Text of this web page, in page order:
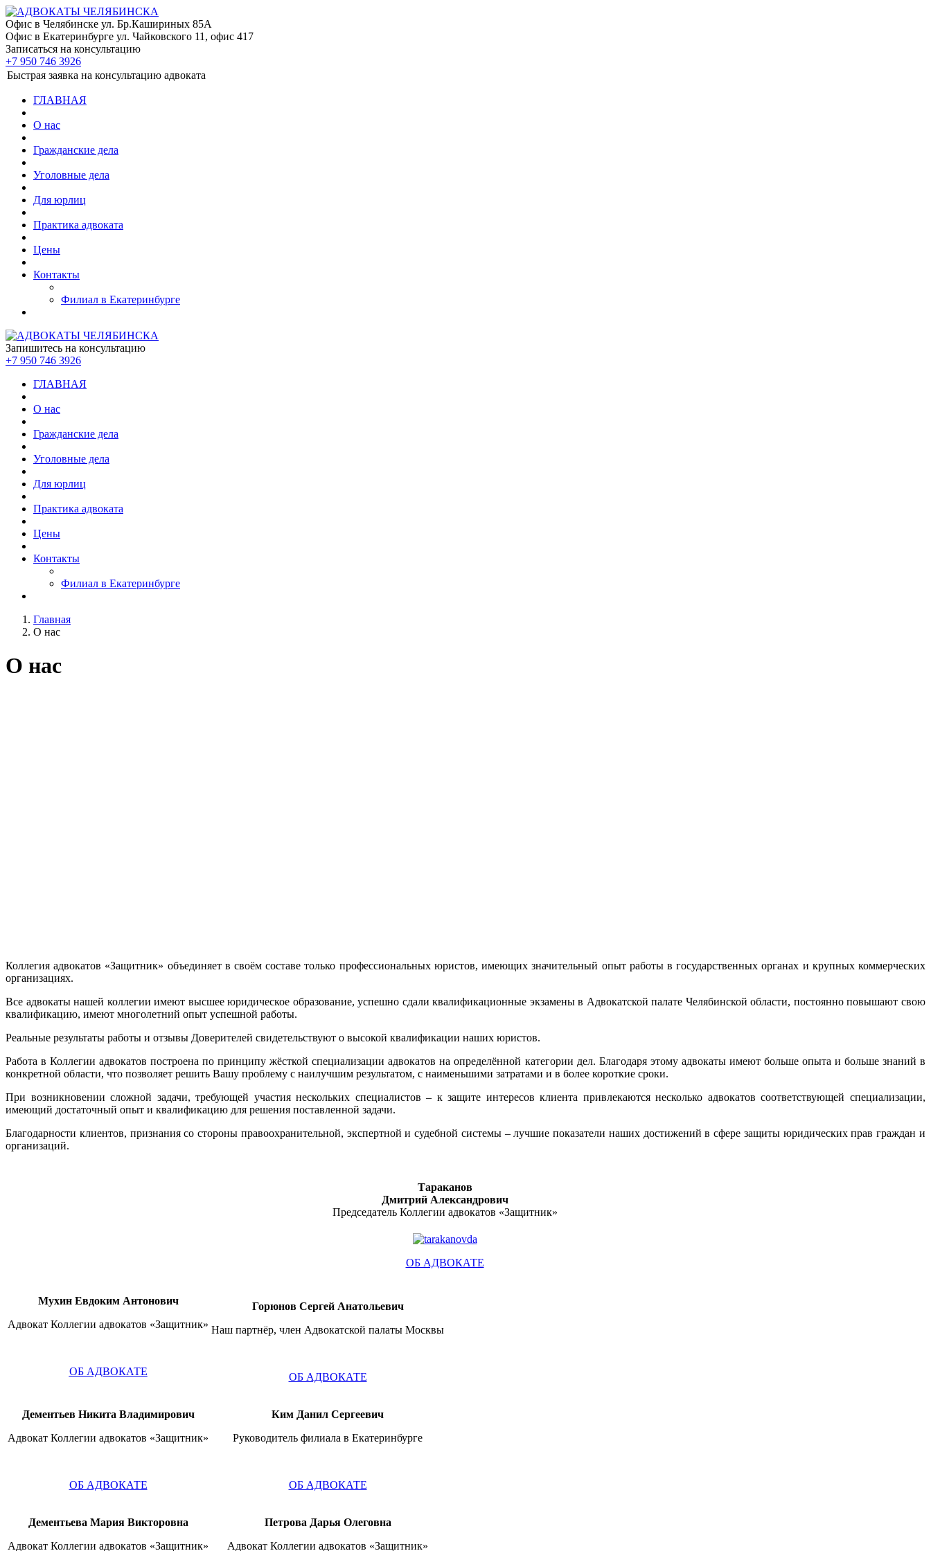
Офис в Челябинске ул. Бр.Кашириных 85А
Офис в Екатеринбурге ул. Чайковского 11, офис 417
Записаться на консультацию
+7 950 746 3926
Быстрая заявка на консультацию адвоката
ГЛАВНАЯ
О нас
Гражданские дела
Уголовные дела
Для юрлиц
Практика адвоката
Цены
Контакты
Филиал в Екатеринбурге
Запишитесь на консультацию
+7 950 746 3926
ГЛАВНАЯ
О нас
Гражданские дела
Уголовные дела
Для юрлиц
Практика адвоката
Цены
Контакты
Филиал в Екатеринбурге
Главная
О нас
О нас
Коллегия адвокатов «Защитник» объединяет в своём составе только профессиональных юристов, имеющих значительный опыт работы в государственных органах и крупных коммерческих
организациях.
Все адвокаты нашей коллегии имеют высшее юридическое образование, успешно сдали квалификационные экзамены в Адвокатской палате Челябинской области, постоянно повышают свою
квалификацию, имеют многолетний опыт успешной работы.
Реальные результаты работы и отзывы Доверителей свидетельствуют о высокой квалификации наших юристов.
Работа в Коллегии адвокатов построена по принципу жёсткой специализации адвокатов на определённой категории дел. Благодаря этому адвокаты имеют больше опыта и больше знаний в
конкретной области, что позволяет решить Вашу проблему с наилучшим результатом, с наименьшими затратами и в более короткие сроки.
При возникновении сложной задачи, требующей участия нескольких специалистов – к защите интересов клиента привлекаются несколько адвокатов соответствующей специализации,
имеющий достаточный опыт и квалификацию для решения поставленной задачи.
Благодарности клиентов, признания со стороны правоохранительной, экспертной и судебной системы – лучшие показатели наших достижений в сфере защиты юридических прав граждан и
организаций.
Тараканов
Дмитрий Александрович
Председатель Коллегии адвокатов «Защитник»
ОБ АДВОКАТЕ
Мухин Евдоким Антонович
Адвокат Коллегии адвокатов «Защитник»
ОБ АДВОКАТЕ
Горюнов Сергей Анатольевич
Наш партнёр, член Адвокатской палаты Москвы
ОБ АДВОКАТЕ
Дементьев Никита Владимирович
Адвокат Коллегии адвокатов «Защитник»
ОБ АДВОКАТЕ
Ким Данил Сергеевич
Руководитель филиала в Екатеринбурге
ОБ АДВОКАТЕ
Дементьева Мария Викторовна
Адвокат Коллегии адвокатов «Защитник»
Петрова Дарья Олеговна
Адвокат Коллегии адвокатов «Защитник»